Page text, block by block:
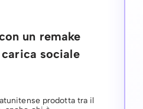
un remake
sociale
prodotta tra il